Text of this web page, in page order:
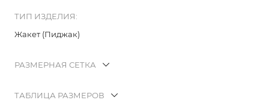
ТИП ИЗДЕЛИЯ:
Жакет (Пиджак)
РАЗМЕРНАЯ СЕТКА
ТАБЛИЦА РАЗМЕРОВ